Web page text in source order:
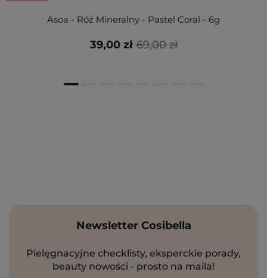
Asoa - Róż Mineralny - Pastel Coral - 6g
69,00 zł
39,00 zł
Newsletter Cosibella
Pielęgnacyjne checklisty, eksperckie porady,
beauty nowości - prosto na maila!